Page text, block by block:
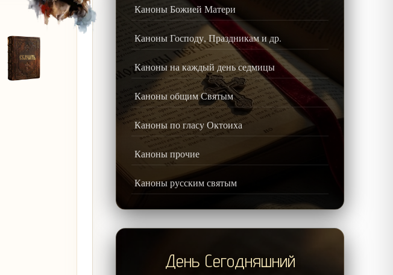
Каноны Божией Матери
Каноны Господу, Праздникам и др.
Каноны на каждый день седмицы
Каноны общим Святым
Каноны по гласу Октоиха
Каноны прочие
Каноны русским святым
День Сегодняшний